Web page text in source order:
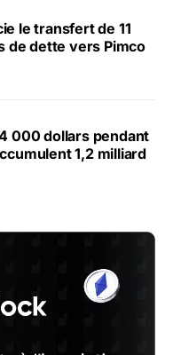
le transfert de 11
de dette vers Pimco
000 dollars pendant
1,2 milliard